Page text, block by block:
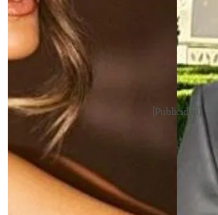
[Publicidad]